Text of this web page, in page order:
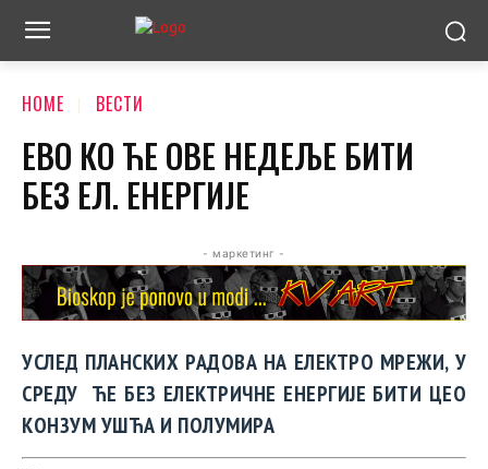
HOME ВЕСТИ
ЕВО КО ЋЕ ОВЕ НЕДЕЉЕ БИТИ
БЕЗ ЕЛ. ЕНЕРГИЈЕ
- маркетинг -
УСЛЕД ПЛАНСКИХ РАДОВА НА ЕЛЕКТРО МРЕЖИ, У
СРЕДУ ЋЕ БЕЗ ЕЛЕКТРИЧНЕ ЕНЕРГИЈЕ БИТИ ЦЕО
КОНЗУМ УШЋА И ПОЛУМИРА